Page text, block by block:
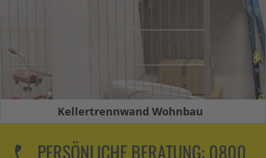
Kellertrennwand Wohnbau
PERSÖNLICHE BERATUNG: 0800